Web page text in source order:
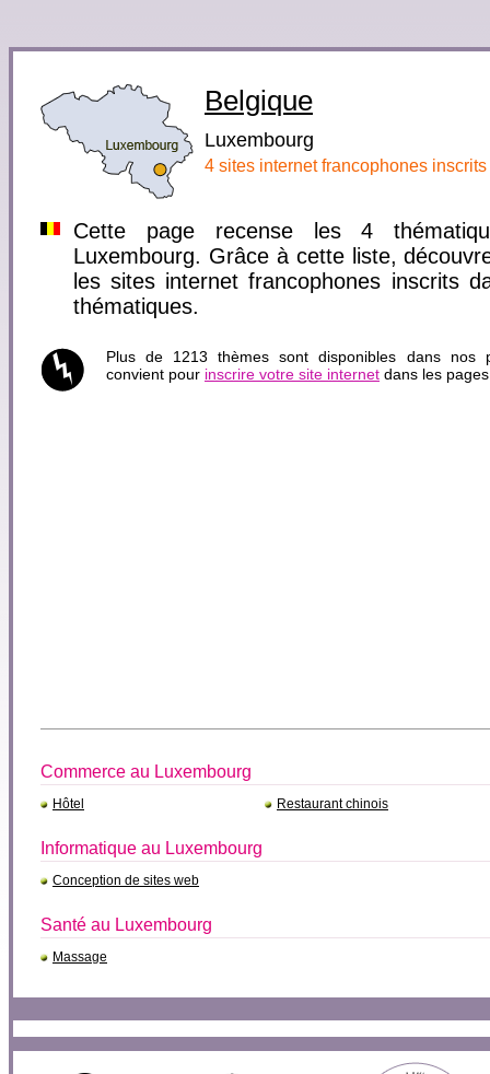
Belgique
Luxembourg
4 sites internet francophones
Cette page recense les 4
Luxembourg. Grâce à cette liste,
les sites internet francophones inscrits
thématiques.
Plus de 1213 thèmes sont disponibles dans nos
convient pour inscrire votre site internet dans les
Commerce au Luxembourg
Hôtel Restaurant chinois
Informatique au Luxembourg
Conception de sites web
Santé au Luxembourg
Massage